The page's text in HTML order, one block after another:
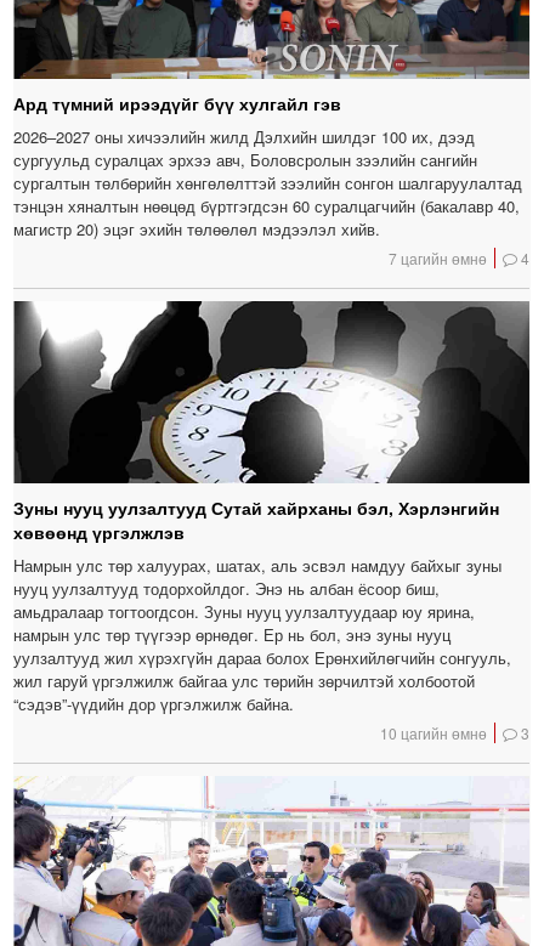
Ард түмний ирээдүйг бүү хулгайл гэв
2026–2027 оны хичээлийн жилд Дэлхийн шилдэг 100 их, дээд
сургуульд суралцах эрхээ авч, Боловсролын зээлийн сангийн
сургалтын төлбөрийн хөнгөлөлттэй зээлийн сонгон шалгаруулалтад
тэнцэн хяналтын нөөцөд бүртгэгдсэн 60 суралцагчийн (бакалавр 40,
магистр 20) эцэг эхийн төлөөлөл мэдээлэл хийв.
7 цагийн өмнө 4
Зуны нууц уулзалтууд Сутай хайрханы бэл, Хэрлэнгийн
хөвөөнд үргэлжлэв
Намрын улс төр халуурах, шатах, аль эсвэл намдуу байхыг зуны
нууц уулзалтууд тодорхойлдог. Энэ нь албан ёсоор биш,
амьдралаар тогтоогдсон. Зуны нууц уулзалтуудаар юу ярина,
намрын улс төр түүгээр өрнөдөг. Ер нь бол, энэ зуны нууц
уулзалтууд жил хүрэхгүйн дараа болох Ерөнхийлөгчийн сонгууль,
жил гаруй үргэлжилж байгаа улс төрийн зөрчилтэй холбоотой
“сэдэв”-үүдийн дор үргэлжилж байна.
10 цагийн өмнө 3